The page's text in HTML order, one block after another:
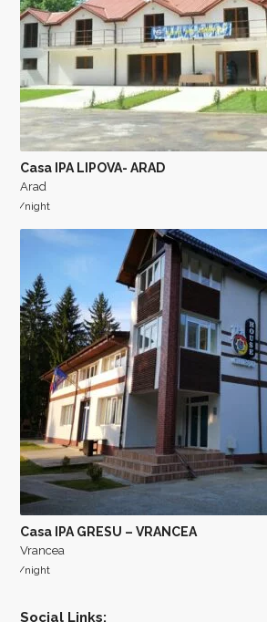
Casa IPA LIPOVA- ARAD
Arad
/night
Casa IPA GRESU – VRANCEA
Vrancea
/night
Social Links: